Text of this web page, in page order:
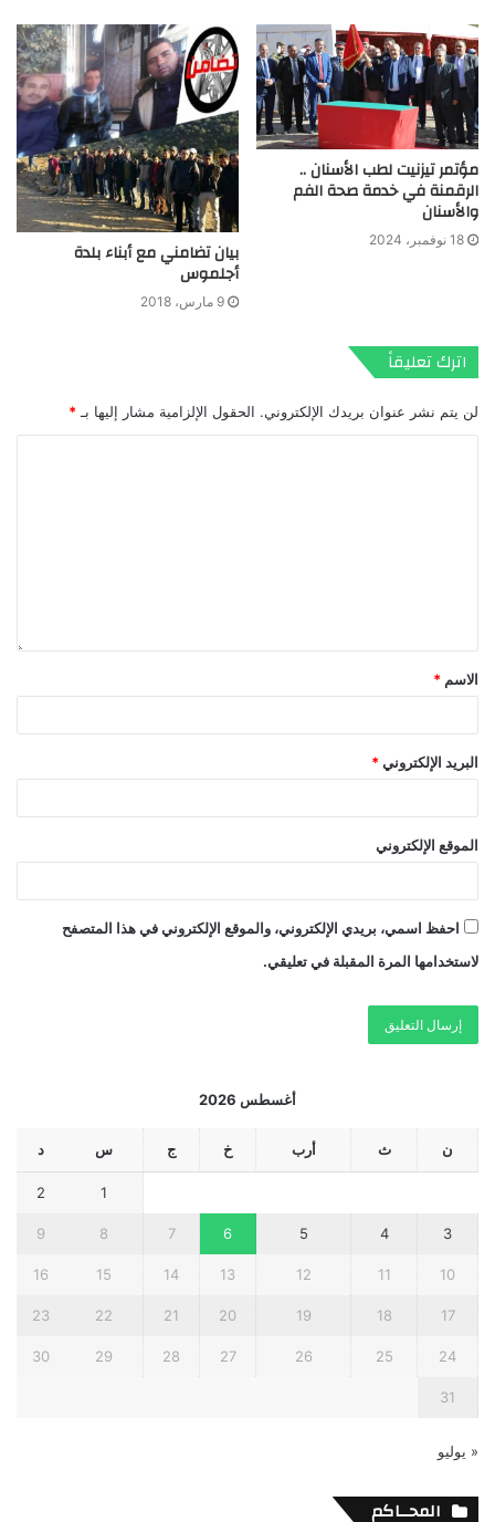
مؤتمر تيزنيت لطب الأسنان ..
الرقمنة في خدمة صحة الفم
والأسنان
18 نوفمبر، 2024
بيان تضامني مع أبناء بلدة
أجلموس
9 مارس، 2018
اترك تعليقاً
لن يتم نشر عنوان بريدك الإلكتروني. الحقول الإلزامية مشار إليها بـ *
الاسم *
البريد الإلكتروني *
الموقع الإلكتروني
احفظ اسمي، بريدي الإلكتروني، والموقع الإلكتروني في هذا المتصفح
لاستخدامها المرة المقبلة في تعليقي.
أغسطس 2026
ن ث أرب خ ج س د
1
2
3
4
5
6
7
8
9
10
11
12
13
14
15
16
17
18
19
20
21
22
23
24
25
26
27
28
29
30
31
« يوليو
المحــاكم